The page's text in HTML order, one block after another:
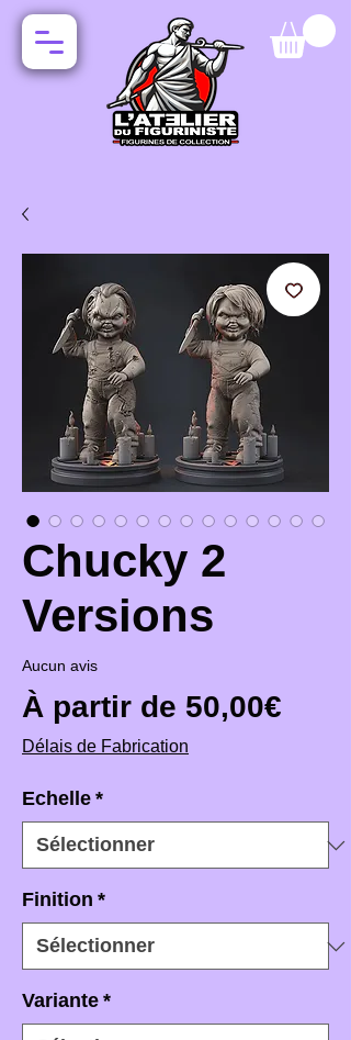
Chucky 2
Versions
Aucun avis
À partir de 50,00€
Délais de Fabrication
Echelle *
Finition *
Variante *